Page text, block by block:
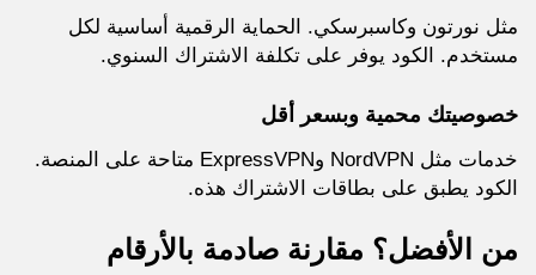
مثل نورتون وكاسبرسكي. الحماية الرقمية أساسية لكل
مستخدم. الكود يوفر على تكلفة الاشتراك السنوي.
خصوصيتك محمية وبسعر أقل
خدمات مثل NordVPN وExpressVPN متاحة على المنصة.
الكود يطبق على بطاقات الاشتراك هذه.
من الأفضل؟ مقارنة صادمة بالأرقام